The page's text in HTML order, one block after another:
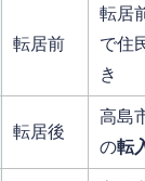
転居前
転居
で住
き
転居後
高島
の転